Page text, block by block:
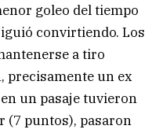
goleo del tiempo
convirtiendo. Los
a tiro
precisamente un ex
un pasaje tuvieron
(7 puntos), pasaron